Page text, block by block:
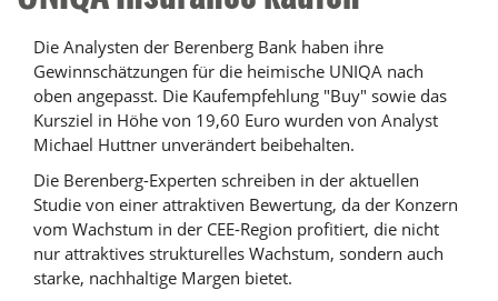
Die Analysten der Berenberg Bank haben ihre
Gewinnschätzungen für die heimische UNIQA nach
oben angepasst. Die Kaufempfehlung "Buy" sowie das
Kursziel in Höhe von 19,60 Euro wurden von Analyst
Michael Huttner unverändert beibehalten.
Die Berenberg-Experten schreiben in der aktuellen
Studie von einer attraktiven Bewertung, da der Konzern
vom Wachstum in der CEE-Region profitiert, die nicht
nur attraktives strukturelles Wachstum, sondern auch
starke, nachhaltige Margen bietet.